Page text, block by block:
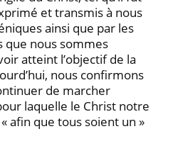
et transmis à nous
ainsi que par les
que nous sommes
atteint l’objectif de la
nous confirmons
de marcher
laquelle le Christ notre
afin que tous soient un »